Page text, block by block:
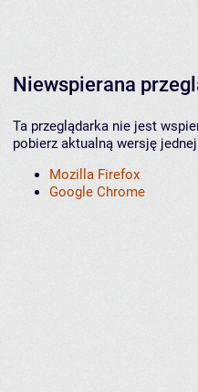
Niewspierana
Ta przeglądarka nie jest
pobierz aktualną wersję
Mozilla Firefox
Google Chrome